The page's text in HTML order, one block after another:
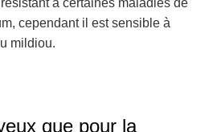
à certaines maladies de
cependant il est sensible à
mildiou.
que pour la